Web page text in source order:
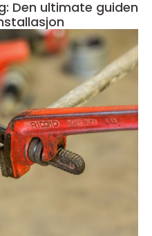
Den ultimate guiden